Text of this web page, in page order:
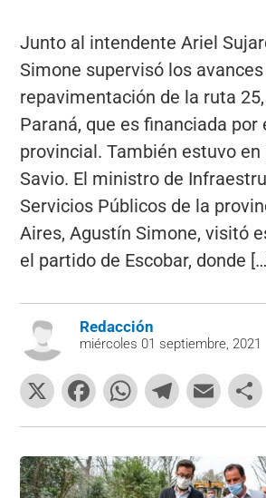
Junto al intendente Ariel
Simone supervisó los
repavimentación de la ruta
Paraná, que es financiada por
provincial. También estuvo
Savio. El ministro de
Servicios Públicos de la
Aires, Agustín Simone, visitó
el partido de Escobar, donde
Redacción
miércoles 01 septiembre, 2021
X
F
a
c
e
W
h
at
s
T
el
e
gr
E
m
l